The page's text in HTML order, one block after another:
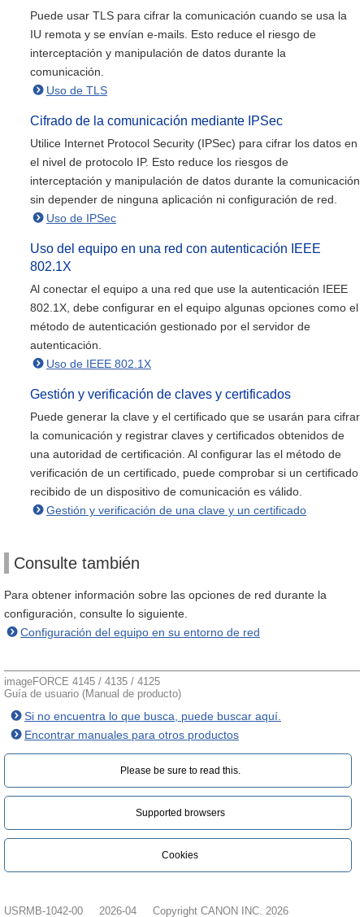
Puede usar TLS para cifrar la comunicación cuando se usa la
IU remota y se envían e-mails. Esto reduce el riesgo de
interceptación y manipulación de datos durante la
comunicación.
Uso de TLS
Cifrado de la comunicación mediante IPSec
Utilice Internet Protocol Security (IPSec) para cifrar los datos en
el nivel de protocolo IP. Esto reduce los riesgos de
interceptación y manipulación de datos durante la comunicación
sin depender de ninguna aplicación ni configuración de red.
Uso de IPSec
Uso del equipo en una red con autenticación IEEE
802.1X
Al conectar el equipo a una red que use la autenticación IEEE
802.1X, debe configurar en el equipo algunas opciones como el
método de autenticación gestionado por el servidor de
autenticación.
Uso de IEEE 802.1X
Gestión y verificación de claves y certificados
Puede generar la clave y el certificado que se usarán para cifrar
la comunicación y registrar claves y certificados obtenidos de
una autoridad de certificación. Al configurar las el método de
verificación de un certificado, puede comprobar si un certificado
recibido de un dispositivo de comunicación es válido.
Gestión y verificación de una clave y un certificado
Consulte también
Para obtener información sobre las opciones de red durante la
configuración, consulte lo siguiente.
Configuración del equipo en su entorno de red
imageFORCE 4145 / 4135 / 4125
Guía de usuario (Manual de producto)
Si no encuentra lo que busca, puede buscar aquí.
Encontrar manuales para otros productos
Please be sure to read this.‎
Supported browsers
Cookies
USRMB-1042-00 2026-04 Copyright CANON INC. 2026